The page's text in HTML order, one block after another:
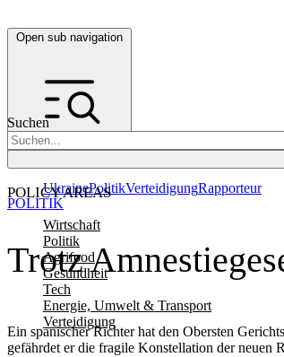
Open sub navigation
Suchen
POLICY AREAS
Wirtschaft
Politik
Agrifood
Gesundheit
Tech
Energie, Umwelt & Transport
Verteidigung
UkrainePolitikVerteidigungRapporteur
Trotz
Ein spanischer Richter hat den Obersten
gefährdet er die fragile Konstellation der neuen
POLITIK